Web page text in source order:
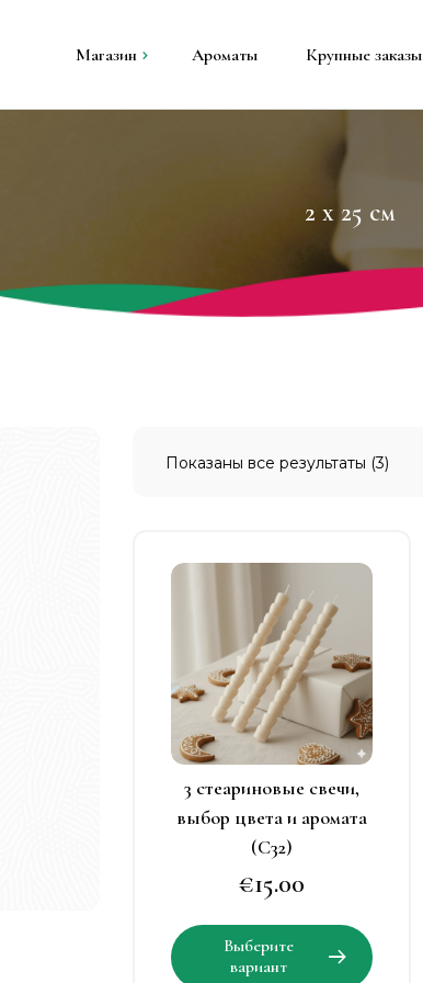
Магазин Ароматы Крупные заказы
2 x 25 см
Показаны все результаты (3)
товар
имеет
несколько
вариаций.
Опции
можно
выбрать
на
странице
3 стеариновые свечи,
выбор цвета и аромата
(C32)
€15.00
Выберите
вариант